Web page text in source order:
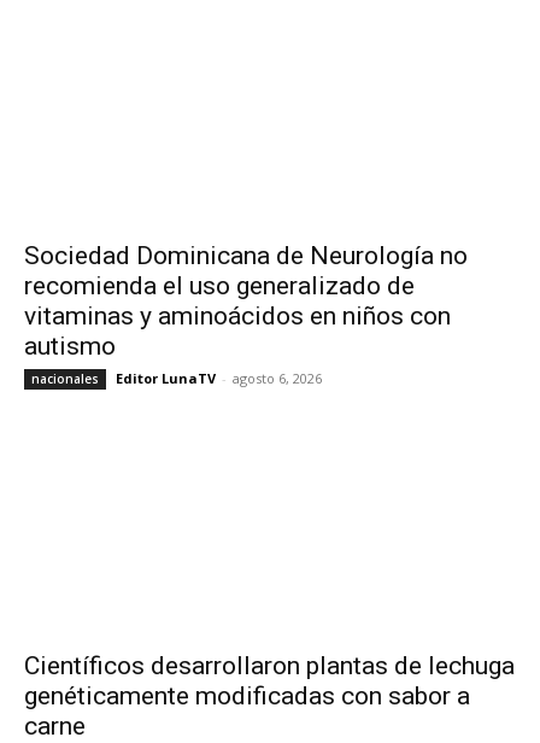
Sociedad Dominicana de Neurología no
recomienda el uso generalizado de
vitaminas y aminoácidos en niños con
autismo
nacionales Editor LunaTV - agosto 6, 2026
Científicos desarrollaron plantas de lechuga
genéticamente modificadas con sabor a
carne